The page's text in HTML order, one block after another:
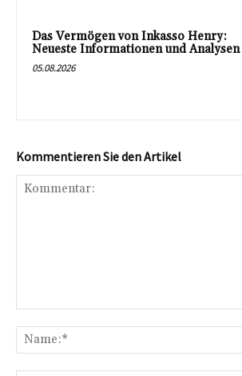
Das Vermögen von Inkasso Henry:
Neueste Informationen und Analysen
05.08.2026
Kommentieren Sie den Artikel